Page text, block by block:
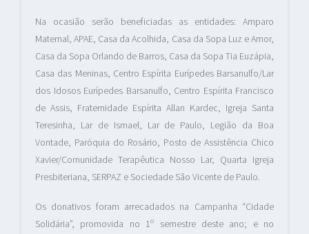
Na ocasião serão beneficiadas as entidades: Amparo
Maternal, APAE, Casa da Acolhida, Casa da Sopa Luz e Amor,
Casa da Sopa Orlando de Barros, Casa da Sopa Tia Euzápia,
Casa das Meninas, Centro Espírita Eurípedes Barsanulfo/Lar
dos Idosos Eurípedes Barsanulfo, Centro Espírita Francisco
de Assis, Fraternidade Espírita Allan Kardec, Igreja Santa
Teresinha, Lar de Ismael, Lar de Paulo, Legião da Boa
Vontade, Paróquia do Rosário, Posto de Assistência Chico
Xavier/Comunidade Terapêutica Nosso Lar, Quarta Igreja
Presbiteriana, SERPAZ e Sociedade São Vicente de Paulo.
Os donativos foram arrecadados na Campanha “Cidade
Solidária”, promovida no 1º semestre deste ano; e no